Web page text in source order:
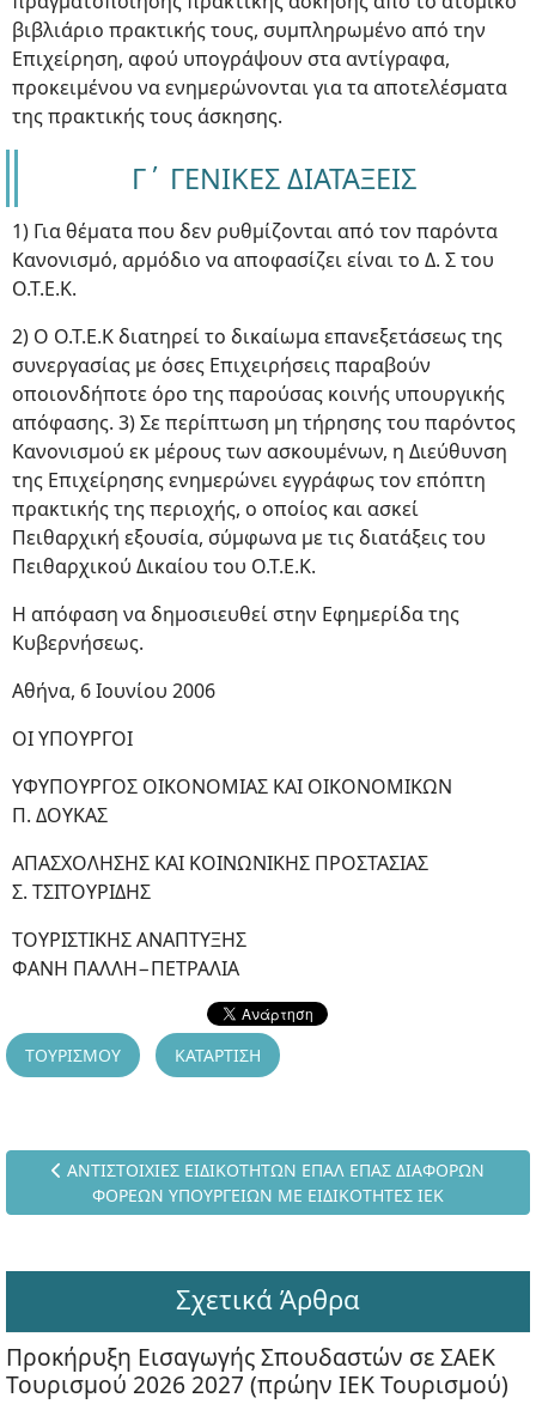
βιβλιάριο πρακτικής τους, συμπληρωμένο από την
Επιχείρηση, αφού υπογράψουν στα αντίγραφα,
προκειμένου να ενημερώνονται για τα αποτελέσματα
της πρακτικής τους άσκησης.
Γ΄ ΓΕΝΙΚΕΣ ΔΙΑΤΑΞΕΙΣ
1) Για θέματα που δεν ρυθμίζονται από τον παρόντα
Κανονισμό, αρμόδιο να αποφασίζει είναι το Δ. Σ του
Ο.Τ.Ε.Κ.
2) Ο Ο.Τ.Ε.Κ διατηρεί το δικαίωμα επανεξετάσεως της
συνεργασίας με όσες Επιχειρήσεις παραβούν
οποιονδήποτε όρο της παρούσας κοινής υπουργικής
απόφασης. 3) Σε περίπτωση μη τήρησης του παρόντος
Κανονισμού εκ μέρους των ασκουμένων, η Διεύθυνση
της Επιχείρησης ενημερώνει εγγράφως τον επόπτη
πρακτικής της περιοχής, ο οποίος και ασκεί
Πειθαρχική εξουσία, σύμφωνα με τις διατάξεις του
Πειθαρχικού Δικαίου του Ο.Τ.Ε.Κ.
Η απόφαση να δημοσιευθεί στην Εφημερίδα της
Κυβερνήσεως.
Αθήνα, 6 Ιουνίου 2006
ΟΙ ΥΠΟΥΡΓΟΙ
ΥΦΥΠΟΥΡΓΟΣ ΟΙΚΟΝΟΜΙΑΣ ΚΑΙ ΟΙΚΟΝΟΜΙΚΩΝ
Π. ΔΟΥΚΑΣ
ΑΠΑΣΧΟΛΗΣΗΣ ΚΑΙ ΚΟΙΝΩΝΙΚΗΣ ΠΡΟΣΤΑΣΙΑΣ
Σ. ΤΣΙΤΟΥΡΙΔΗΣ
ΤΟΥΡΙΣΤΙΚΗΣ ΑΝΑΠΤΥΞΗΣ
ΦΑΝΗ ΠΑΛΛΗ−ΠΕΤΡΑΛΙΑ
ΤΟΥΡΙΣΜΟΥ ΚΑΤΑΡΤΙΣΗ
Προηγούμενο άρθρο: ΑΝΤΙΣΤΟΙΧΙΕΣ ΕΙΔΙΚΟΤΗΤΩΝ ΕΠΑΛ
ΑΝΤΙΣΤΟΙΧΙΕΣ ΕΙΔΙΚΟΤΗΤΩΝ ΕΠΑΛ ΕΠΑΣ ΔΙΑΦΟΡΩΝ
ΦΟΡΕΩΝ ΥΠΟΥΡΓΕΙΩΝ ΜΕ ΕΙΔΙΚΟΤΗΤΕΣ ΙΕΚ
Σχετικά Άρθρα
Προκήρυξη Εισαγωγής Σπουδαστών σε ΣΑΕΚ
Τουρισμού 2026 2027 (πρώην ΙΕΚ Τουρισμού)